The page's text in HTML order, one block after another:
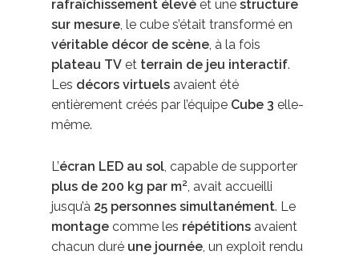
rafraîchissement élevé et une structure
sur mesure, le cube s’était transformé en
véritable décor de scène, à la fois
plateau TV et terrain de jeu interactif.
Les décors virtuels avaient été
entièrement créés par l’équipe Cube 3 elle-
même.
L’écran LED au sol, capable de supporter
plus de 200 kg par m², avait accueilli
jusqu’à 25 personnes simultanément. Le
montage comme les répétitions avaient
chacun duré une journée, un exploit rendu